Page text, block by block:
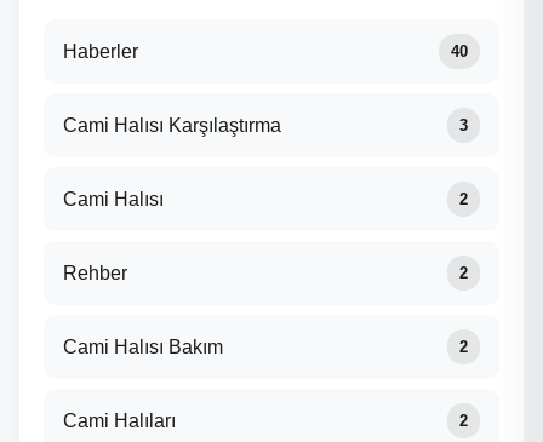
Haberler 40
Cami Halısı Karşılaştırma 3
Cami Halısı 2
Rehber 2
Cami Halısı Bakım 2
Cami Halıları 2